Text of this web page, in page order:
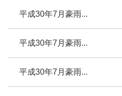
平成30年7月豪雨...
平成30年7月豪雨...
平成30年7月豪雨...